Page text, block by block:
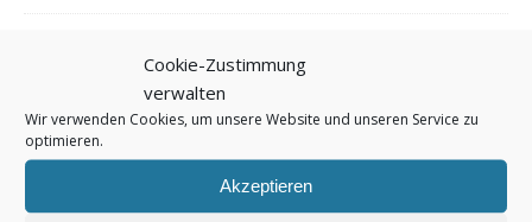
Cookie-Zustimmung
verwalten
Wir verwenden Cookies, um unsere Website und unseren Service zu
optimieren.
Akzeptieren
Dezember 2020
November 2020
Oktober 2020 (9)